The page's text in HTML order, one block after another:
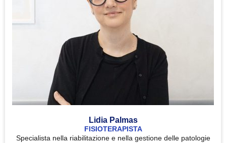
Lidia Palmas
FISIOTERAPISTA
Specialista nella riabilitazione e nella gestione delle patologie